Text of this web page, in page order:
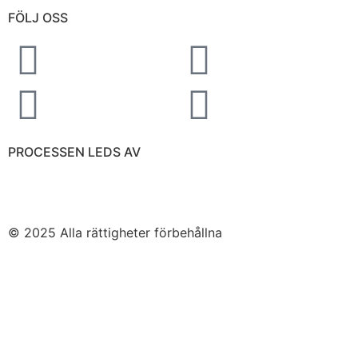
FÖLJ OSS
PROCESSEN LEDS AV
© 2025 Alla rättigheter förbehållna